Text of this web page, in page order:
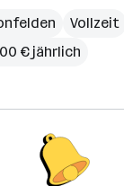
Vollzeit
€ jährlich